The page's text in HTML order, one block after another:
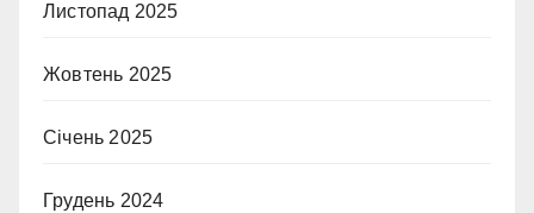
Листопад 2025
Жовтень 2025
Січень 2025
Грудень 2024